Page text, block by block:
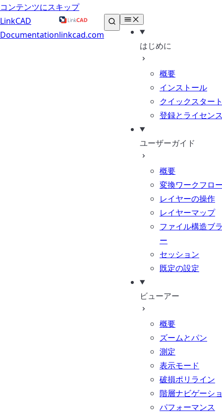
コンテンツにスキップ
LinkCAD
Documentationlinkcad.com
はじめに
概要
インストール
クイックスター
登録とライセン
ユーザーガイド
概要
変換ワークフロ
レイヤーの操作
レイヤーマップ
ファイル構造ブ
ー
セッション
既定の設定
ビューアー
概要
ズームとパン
測定
表示モード
破損ポリライン
階層ナビゲーシ
パフォーマンス